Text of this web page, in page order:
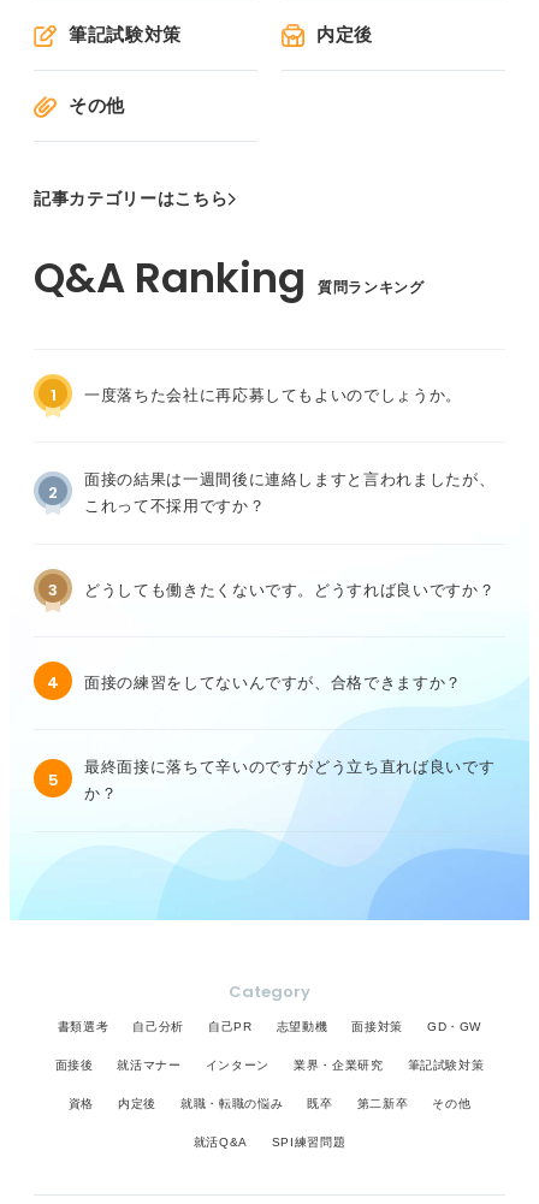
筆記試験対策 内定後
その他
記事カテゴリーはこちら
質問ランキング
1 一度落ちた会社に再応募してもよいのでしょうか。
2
面接の結果は一週間後に連絡しますと言われましたが、
これって不採用ですか？
3 どうしても働きたくないです。どうすれば良いですか？
4 面接の練習をしてないんですが、合格できますか？
5
最終面接に落ちて辛いのですがどう立ち直れば良いです
か？
Category
書類選考 自己分析 自己PR 志望動機 面接対策 GD・GW
面接後 就活マナー インターン 業界・企業研究 筆記試験対策
資格 内定後 就職・転職の悩み 既卒 第二新卒 その他
就活Q&A SPI練習問題